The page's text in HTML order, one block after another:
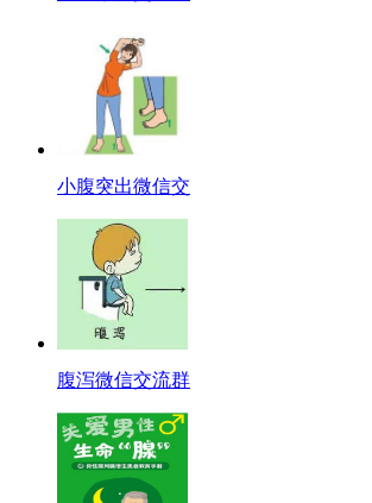
小腹突出微信交
腹泻微信交流群